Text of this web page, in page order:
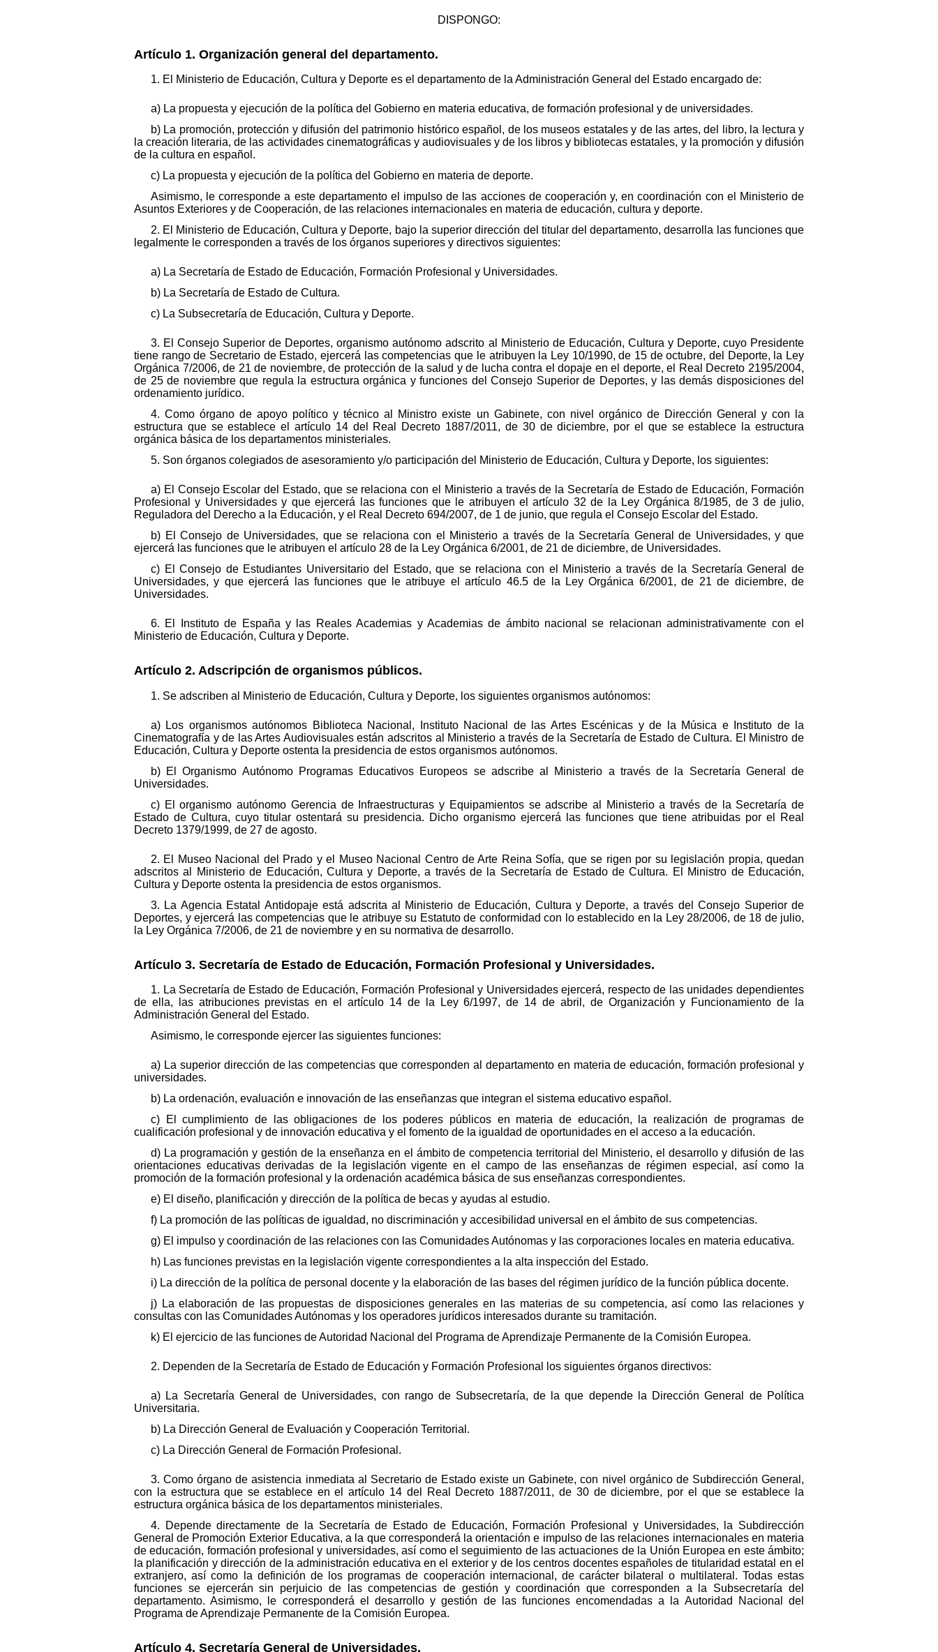
DISPONGO:
Artículo 1. Organización general del departamento.
1. El Ministerio de Educación, Cultura y Deporte es el departamento de la Administración General del Estado encargado de:
a) La propuesta y ejecución de la política del Gobierno en materia educativa, de formación profesional y de universidades.
b) La promoción, protección y difusión del patrimonio histórico español, de los museos estatales y de las artes, del libro, la lectura y
la creación literaria, de las actividades cinematográficas y audiovisuales y de los libros y bibliotecas estatales, y la promoción y difusión
de la cultura en español.
c) La propuesta y ejecución de la política del Gobierno en materia de deporte.
Asimismo, le corresponde a este departamento el impulso de las acciones de cooperación y, en coordinación con el Ministerio de
Asuntos Exteriores y de Cooperación, de las relaciones internacionales en materia de educación, cultura y deporte.
2. El Ministerio de Educación, Cultura y Deporte, bajo la superior dirección del titular del departamento, desarrolla las funciones que
legalmente le corresponden a través de los órganos superiores y directivos siguientes:
a) La Secretaría de Estado de Educación, Formación Profesional y Universidades.
b) La Secretaría de Estado de Cultura.
c) La Subsecretaría de Educación, Cultura y Deporte.
3. El Consejo Superior de Deportes, organismo autónomo adscrito al Ministerio de Educación, Cultura y Deporte, cuyo Presidente
tiene rango de Secretario de Estado, ejercerá las competencias que le atribuyen la Ley 10/1990, de 15 de octubre, del Deporte, la Ley
Orgánica 7/2006, de 21 de noviembre, de protección de la salud y de lucha contra el dopaje en el deporte, el Real Decreto 2195/2004,
de 25 de noviembre que regula la estructura orgánica y funciones del Consejo Superior de Deportes, y las demás disposiciones del
ordenamiento jurídico.
4. Como órgano de apoyo político y técnico al Ministro existe un Gabinete, con nivel orgánico de Dirección General y con la
estructura que se establece el artículo 14 del Real Decreto 1887/2011, de 30 de diciembre, por el que se establece la estructura
orgánica básica de los departamentos ministeriales.
5. Son órganos colegiados de asesoramiento y/o participación del Ministerio de Educación, Cultura y Deporte, los siguientes:
a) El Consejo Escolar del Estado, que se relaciona con el Ministerio a través de la Secretaría de Estado de Educación, Formación
Profesional y Universidades y que ejercerá las funciones que le atribuyen el artículo 32 de la Ley Orgánica 8/1985, de 3 de julio,
Reguladora del Derecho a la Educación, y el Real Decreto 694/2007, de 1 de junio, que regula el Consejo Escolar del Estado.
b) El Consejo de Universidades, que se relaciona con el Ministerio a través de la Secretaría General de Universidades, y que
ejercerá las funciones que le atribuyen el artículo 28 de la Ley Orgánica 6/2001, de 21 de diciembre, de Universidades.
c) El Consejo de Estudiantes Universitario del Estado, que se relaciona con el Ministerio a través de la Secretaría General de
Universidades, y que ejercerá las funciones que le atribuye el artículo 46.5 de la Ley Orgánica 6/2001, de 21 de diciembre, de
Universidades.
6. El Instituto de España y las Reales Academias y Academias de ámbito nacional se relacionan administrativamente con el
Ministerio de Educación, Cultura y Deporte.
Artículo 2. Adscripción de organismos públicos.
1. Se adscriben al Ministerio de Educación, Cultura y Deporte, los siguientes organismos autónomos:
a) Los organismos autónomos Biblioteca Nacional, Instituto Nacional de las Artes Escénicas y de la Música e Instituto de la
Cinematografía y de las Artes Audiovisuales están adscritos al Ministerio a través de la Secretaría de Estado de Cultura. El Ministro de
Educación, Cultura y Deporte ostenta la presidencia de estos organismos autónomos.
b) El Organismo Autónomo Programas Educativos Europeos se adscribe al Ministerio a través de la Secretaría General de
Universidades.
c) El organismo autónomo Gerencia de Infraestructuras y Equipamientos se adscribe al Ministerio a través de la Secretaría de
Estado de Cultura, cuyo titular ostentará su presidencia. Dicho organismo ejercerá las funciones que tiene atribuidas por el Real
Decreto 1379/1999, de 27 de agosto.
2. El Museo Nacional del Prado y el Museo Nacional Centro de Arte Reina Sofía, que se rigen por su legislación propia, quedan
adscritos al Ministerio de Educación, Cultura y Deporte, a través de la Secretaría de Estado de Cultura. El Ministro de Educación,
Cultura y Deporte ostenta la presidencia de estos organismos.
3. La Agencia Estatal Antidopaje está adscrita al Ministerio de Educación, Cultura y Deporte, a través del Consejo Superior de
Deportes, y ejercerá las competencias que le atribuye su Estatuto de conformidad con lo establecido en la Ley 28/2006, de 18 de julio,
la Ley Orgánica 7/2006, de 21 de noviembre y en su normativa de desarrollo.
Artículo 3. Secretaría de Estado de Educación, Formación Profesional y Universidades.
1. La Secretaría de Estado de Educación, Formación Profesional y Universidades ejercerá, respecto de las unidades dependientes
de ella, las atribuciones previstas en el artículo 14 de la Ley 6/1997, de 14 de abril, de Organización y Funcionamiento de la
Administración General del Estado.
Asimismo, le corresponde ejercer las siguientes funciones:
a) La superior dirección de las competencias que corresponden al departamento en materia de educación, formación profesional y
universidades.
b) La ordenación, evaluación e innovación de las enseñanzas que integran el sistema educativo español.
c) El cumplimiento de las obligaciones de los poderes públicos en materia de educación, la realización de programas de
cualificación profesional y de innovación educativa y el fomento de la igualdad de oportunidades en el acceso a la educación.
d) La programación y gestión de la enseñanza en el ámbito de competencia territorial del Ministerio, el desarrollo y difusión de las
orientaciones educativas derivadas de la legislación vigente en el campo de las enseñanzas de régimen especial, así como la
promoción de la formación profesional y la ordenación académica básica de sus enseñanzas correspondientes.
e) El diseño, planificación y dirección de la política de becas y ayudas al estudio.
f) La promoción de las políticas de igualdad, no discriminación y accesibilidad universal en el ámbito de sus competencias.
g) El impulso y coordinación de las relaciones con las Comunidades Autónomas y las corporaciones locales en materia educativa.
h) Las funciones previstas en la legislación vigente correspondientes a la alta inspección del Estado.
i) La dirección de la política de personal docente y la elaboración de las bases del régimen jurídico de la función pública docente.
j) La elaboración de las propuestas de disposiciones generales en las materias de su competencia, así como las relaciones y
consultas con las Comunidades Autónomas y los operadores jurídicos interesados durante su tramitación.
k) El ejercicio de las funciones de Autoridad Nacional del Programa de Aprendizaje Permanente de la Comisión Europea.
2. Dependen de la Secretaría de Estado de Educación y Formación Profesional los siguientes órganos directivos:
a) La Secretaría General de Universidades, con rango de Subsecretaría, de la que depende la Dirección General de Política
Universitaria.
b) La Dirección General de Evaluación y Cooperación Territorial.
c) La Dirección General de Formación Profesional.
3. Como órgano de asistencia inmediata al Secretario de Estado existe un Gabinete, con nivel orgánico de Subdirección General,
con la estructura que se establece en el artículo 14 del Real Decreto 1887/2011, de 30 de diciembre, por el que se establece la
estructura orgánica básica de los departamentos ministeriales.
4. Depende directamente de la Secretaría de Estado de Educación, Formación Profesional y Universidades, la Subdirección
General de Promoción Exterior Educativa, a la que corresponderá la orientación e impulso de las relaciones internacionales en materia
de educación, formación profesional y universidades, así como el seguimiento de las actuaciones de la Unión Europea en este ámbito;
la planificación y dirección de la administración educativa en el exterior y de los centros docentes españoles de titularidad estatal en el
extranjero, así como la definición de los programas de cooperación internacional, de carácter bilateral o multilateral. Todas estas
funciones se ejercerán sin perjuicio de las competencias de gestión y coordinación que corresponden a la Subsecretaría del
departamento. Asimismo, le corresponderá el desarrollo y gestión de las funciones encomendadas a la Autoridad Nacional del
Programa de Aprendizaje Permanente de la Comisión Europea.
Artículo 4. Secretaría General de Universidades.